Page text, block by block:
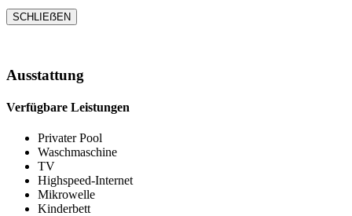
SCHLIEẞEN
Ausstattung
Verfügbare Leistungen
Privater Pool
Waschmaschine
TV
Highspeed-Internet
Mikrowelle
Kinderbett